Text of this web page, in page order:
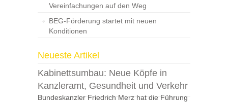
Vereinfachungen auf den Weg
BEG-Förderung startet mit neuen
Konditionen
Neueste Artikel
Kabinettsumbau: Neue Köpfe in
Kanzleramt, Gesundheit und Verkehr
Bundeskanzler Friedrich Merz hat die Führung